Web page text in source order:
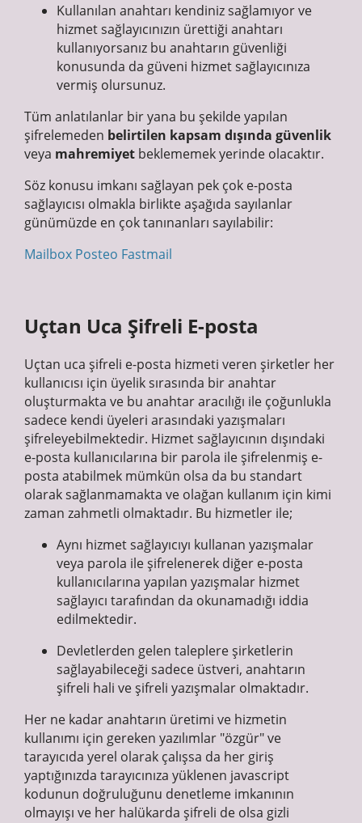
Kullanılan anahtarı kendiniz sağlamıyor ve
hizmet sağlayıcınızın ürettiği anahtarı
kullanıyorsanız bu anahtarın güvenliği
konusunda da güveni hizmet sağlayıcınıza
vermiş olursunuz.
Tüm anlatılanlar bir yana bu şekilde yapılan
şifrelemeden belirtilen kapsam dışında güvenlik
veya mahremiyet beklememek yerinde olacaktır.
Söz konusu imkanı sağlayan pek çok e-posta
sağlayıcısı olmakla birlikte aşağıda sayılanlar
günümüzde en çok tanınanları sayılabilir:
Mailbox Posteo Fastmail
Uçtan Uca Şifreli E-posta
Uçtan uca şifreli e-posta hizmeti veren şirketler her
kullanıcısı için üyelik sırasında bir anahtar
oluşturmakta ve bu anahtar aracılığı ile çoğunlukla
sadece kendi üyeleri arasındaki yazışmaları
şifreleyebilmektedir. Hizmet sağlayıcının dışındaki
e-posta kullanıcılarına bir parola ile şifrelenmiş e-
posta atabilmek mümkün olsa da bu standart
olarak sağlanmamakta ve olağan kullanım için kimi
zaman zahmetli olmaktadır. Bu hizmetler ile;
Aynı hizmet sağlayıcıyı kullanan yazışmalar
veya parola ile şifrelenerek diğer e-posta
kullanıcılarına yapılan yazışmalar hizmet
sağlayıcı tarafından da okunamadığı iddia
edilmektedir.
Devletlerden gelen taleplere şirketlerin
sağlayabileceği sadece üstveri, anahtarın
şifreli hali ve şifreli yazışmalar olmaktadır.
Her ne kadar anahtarın üretimi ve hizmetin
kullanımı için gereken yazılımlar "özgür" ve
tarayıcıda yerel olarak çalışsa da her giriş
yaptığınızda tarayıcınıza yüklenen javascript
kodunun doğruluğunu denetleme imkanının
olmayışı ve her halükarda şifreli de olsa gizli